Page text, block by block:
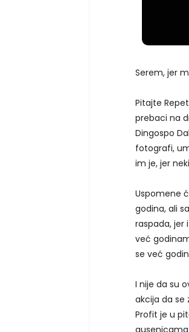
Serem, jer
Pitajte
prebaci na
Dingospo
fotografi,
im je, jer
Uspomene
godina, ali
raspada, jer
već
se već
I nije da su
akcija da se
Profit je u
gusenicama